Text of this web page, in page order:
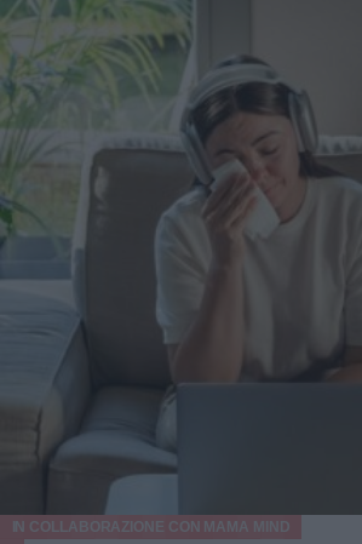
IN COLLABORAZIONE CON MAMA MIND